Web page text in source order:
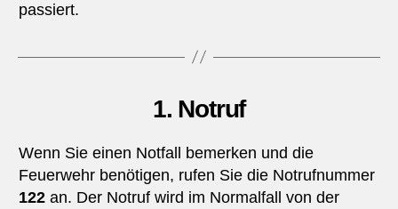
passiert.
1. Notruf
Wenn Sie einen Notfall bemerken und die
Feuerwehr benötigen, rufen Sie die Notrufnummer
122 an. Der Notruf wird im Normalfall von der